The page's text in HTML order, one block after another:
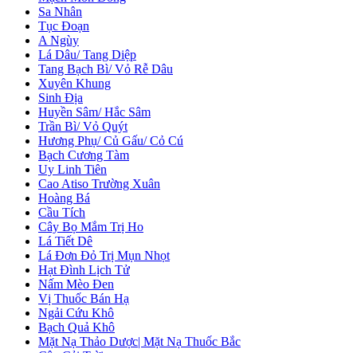
Sa Nhân
Tục Đoạn
A Ngùy
Lá Dâu/ Tang Diệp
Tang Bạch Bì/ Vỏ Rễ Dâu
Xuyên Khung
Sinh Địa
Huyền Sâm/ Hắc Sâm
Trần Bì/ Vỏ Quýt
Hương Phụ/ Củ Gấu/ Cỏ Cú
Bạch Cương Tàm
Uy Linh Tiên
Cao Atiso Trường Xuân
Hoàng Bá
Cầu Tích
Cây Bọ Mắm Trị Ho
Lá Tiết Dê
Lá Đơn Đỏ Trị Mụn Nhọt
Hạt Đình Lịch Tử
Nấm Mèo Đen
Vị Thuốc Bán Hạ
Ngải Cứu Khô
Bạch Quả Khô
Mặt Nạ Thảo Dược| Mặt Nạ Thuốc Bắc